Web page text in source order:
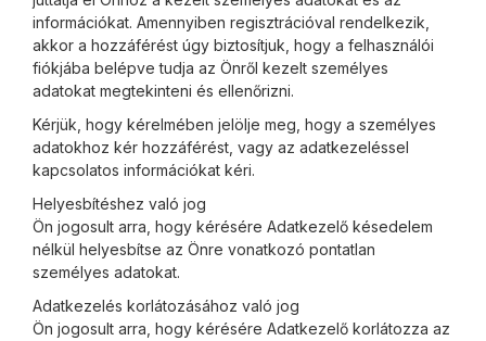
információkat. Amennyiben regisztrációval rendelkezik,
akkor a hozzáférést úgy biztosítjuk, hogy a felhasználói
fiókjába belépve tudja az Önről kezelt személyes
adatokat megtekinteni és ellenőrizni.
Kérjük, hogy kérelmében jelölje meg, hogy a személyes
adatokhoz kér hozzáférést, vagy az adatkezeléssel
kapcsolatos információkat kéri.
Helyesbítéshez való jog
Ön jogosult arra, hogy kérésére Adatkezelő késedelem
nélkül helyesbítse az Önre vonatkozó pontatlan
személyes adatokat.
Adatkezelés korlátozásához való jog
Ön jogosult arra, hogy kérésére Adatkezelő korlátozza az